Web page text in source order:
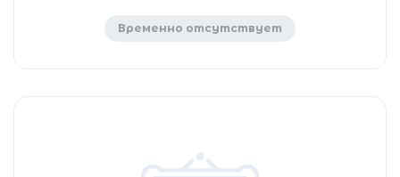
Временно отсутствует